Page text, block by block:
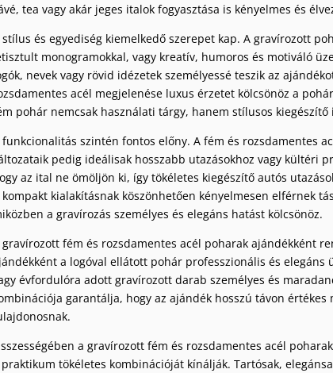
tea vagy akár jeges italok fogyasztása is kényelmes és
stílus és egyediség kiemelkedő szerepet kap. A gravírozott
monogramokkal, vagy kreatív, humoros és motiváló
nevek vagy rövid idézetek személyessé teszik az
acél megjelenése luxus érzetet kölcsönöz a
pohár nemcsak használati tárgy, hanem stílusos
funkcionalitás szintén fontos előny. A fém és rozsdamentes
pedig ideálisak hosszabb utazásokhoz vagy kültéri
az ital ne ömöljön ki, így tökéletes kiegészítő autós
kompakt kialakításnak köszönhetően kényelmesen elférnek
a gravírozás személyes és elegáns hatást kölcsönöz.
gravírozott fém és rozsdamentes acél poharak ajándékként
a logóval ellátott pohár professzionális és
évfordulóra adott gravírozott darab személyes és
garantálja, hogy az ajándék hosszú távon
a gravírozott fém és rozsdamentes acél
tökéletes kombinációját kínálják. Tartósak,